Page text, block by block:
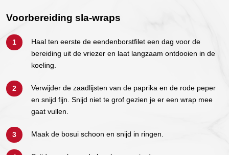
Voorbereiding sla-wraps
Haal ten eerste de eendenborstfilet een dag voor de
bereiding uit de vriezer en laat langzaam ontdooien in de
koeling.
Verwijder de zaadlijsten van de paprika en de rode peper
en snijd fijn. Snijd niet te grof gezien je er een wrap mee
gaat vullen.
Maak de bosui schoon en snijd in ringen.